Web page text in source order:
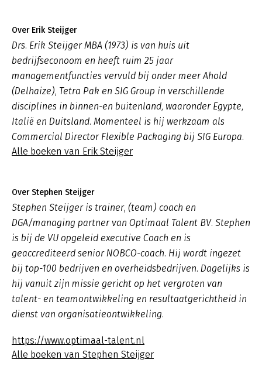
Over Erik Steijger
Drs. Erik Steijger MBA (1973) is van huis uit
bedrijfseconoom en heeft ruim 25 jaar
managementfuncties vervuld bij onder meer Ahold
(Delhaize), Tetra Pak en SIG Group in verschillende
disciplines in binnen-en buitenland, waaronder Egypte,
Italië en Duitsland. Momenteel is hij werkzaam als
Commercial Director Flexible Packaging bij SIG Europa.
Alle boeken van Erik Steijger
Over Stephen Steijger
Stephen Steijger is trainer, (team) coach en
DGA/managing partner van Optimaal Talent BV. Stephen
is bij de VU opgeleid executive Coach en is
geaccrediteerd senior NOBCO-coach. Hij wordt ingezet
bij top-100 bedrijven en overheidsbedrijven. Dagelijks is
hij vanuit zijn missie gericht op het vergroten van
talent- en teamontwikkeling en resultaatgerichtheid in
dienst van organisatieontwikkeling.
https://www.optimaal-talent.nl
Alle boeken van Stephen Steijger